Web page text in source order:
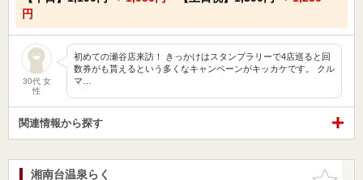
円
30代 女
性
初めての瀬谷店来訪！ きっかけはスタンプラリーで4店巡ると回
数券がも貰えるという多くなキャンペーンがキッカケです。 クル
マ…
関連情報から探す
お気に入
湘南台温泉らく